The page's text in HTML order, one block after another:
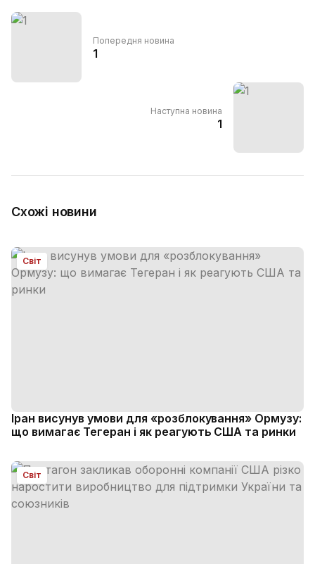
Попередня новина
1
Наступна новина
1
Схожі новини
Світ
Іран висунув умови для «розблокування» Ормузу:
що вимагає Тегеран і як реагують США та ринки
Світ